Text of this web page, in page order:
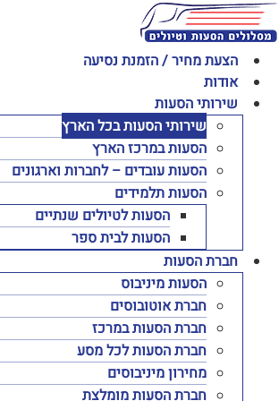
דלג
לתוכן
הצעת מחיר / הזמנת נסיעה
אודות
שירותי הסעות
שירותי הסעות בכל הארץ
הסעות במרכז הארץ
הסעות עובדים – לחברות וארגונים
הסעות תלמידים
הסעות לטיולים שנתיים
הסעות לבית ספר
חברת הסעות
הסעות מיניבוס
חברת אוטובוסים
חברת הסעות במרכז
חברת הסעות לכל מסע
מחירון מיניבוסים
חברת הסעות מומלצת